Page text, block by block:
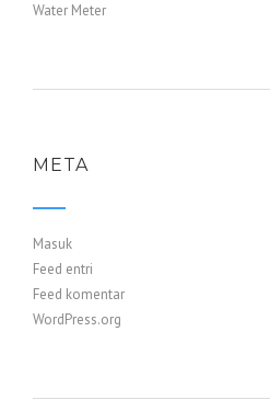
Water Meter
META
Masuk
Feed entri
Feed komentar
WordPress.org